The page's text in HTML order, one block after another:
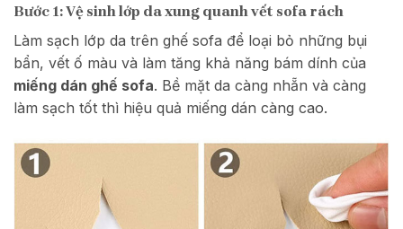
Bước 1: Vệ sinh lớp da xung quanh vết sofa rách
Làm sạch lớp da trên ghế sofa để loại bỏ những bụi
bẩn, vết ố màu và làm tăng khả năng bám dính của
miếng dán ghế sofa. Bề mặt da càng nhẵn và càng
làm sạch tốt thì hiệu quả miếng dán càng cao.